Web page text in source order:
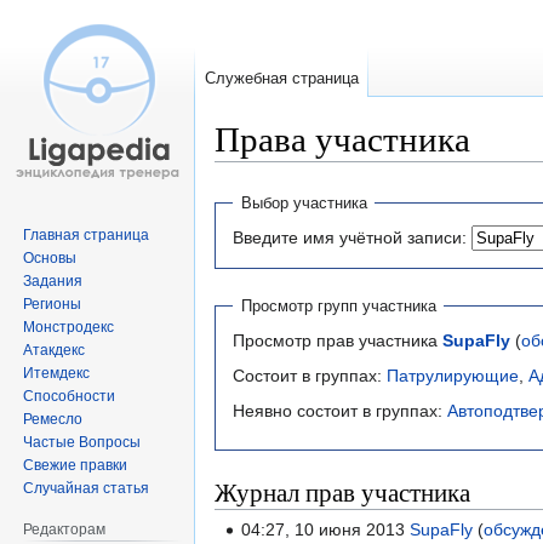
Права участника
Перейти
навигации
Перейти
поиску
Выбор участника
Введите имя учётной записи:
Просмотр групп участника
Просмотр прав участника SupaFly (
Состоит в группах: Патрулирующие
Неявно состоит в группах:
Журнал прав участника
04:27, 10 июня 2013SupaFly
Служебная страница
Главная страница
Основы
Задания
Регионы
Монстродекс
Атакдекс
Итемдекс
Способности
Ремесло
Частые Вопросы
Свежие правки
Случайная статья
Редакторам